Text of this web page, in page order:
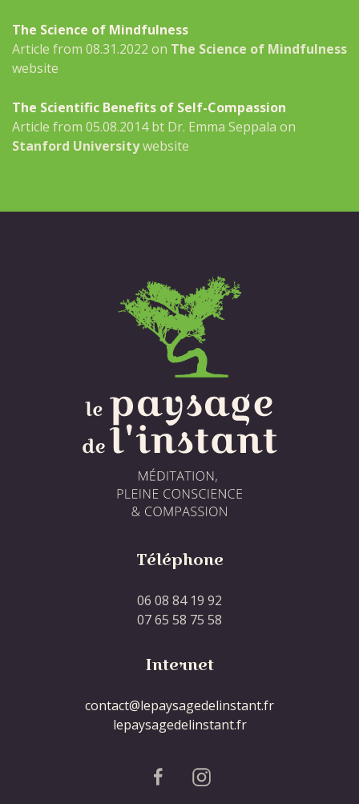
The Science of Mindfulness
Article from 08.31.2022 on The Science of Mindfulness
website
The Scientific Benefits of Self-Compassion
Article from 05.08.2014 bt Dr. Emma Seppala on
Stanford Universitywebsite
Téléphone
06 08 84 19 92
07 65 58 75 58
Internet
contact@lepaysagedelinstant.fr
lepaysagedelinstant.fr